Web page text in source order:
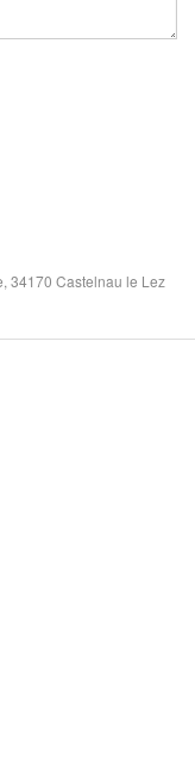
Centre André Malraux, 10, avenue de la Moutte, 34170 Castelnau le Lez